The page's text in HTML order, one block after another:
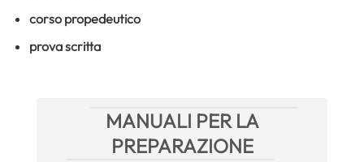
corso propedeutico
prova scritta
MANUALI PER LA
PREPARAZIONE